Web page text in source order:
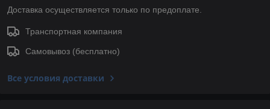
Доставка осуществляется только по предоплате.
Транспортная компания
Самовывоз (бесплатно)
Все условия доставки